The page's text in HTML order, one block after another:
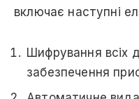
включає наступні
Шифрування всіх
забезпечення